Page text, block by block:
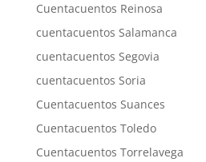
Cuentacuentos Reinosa
cuentacuentos Salamanca
cuentacuentos Segovia
cuentacuentos Soria
Cuentacuentos Suances
Cuentacuentos Toledo
Cuentacuentos Torrelavega